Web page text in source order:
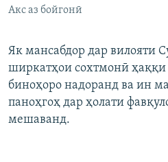
Акс аз бойгонӣ
Як мансабдор дар вилояти
ширкатҳои сохтмонӣ
биноҳоро надоранд ва ин
паноҳгоҳ дар ҳолати
мешаванд.